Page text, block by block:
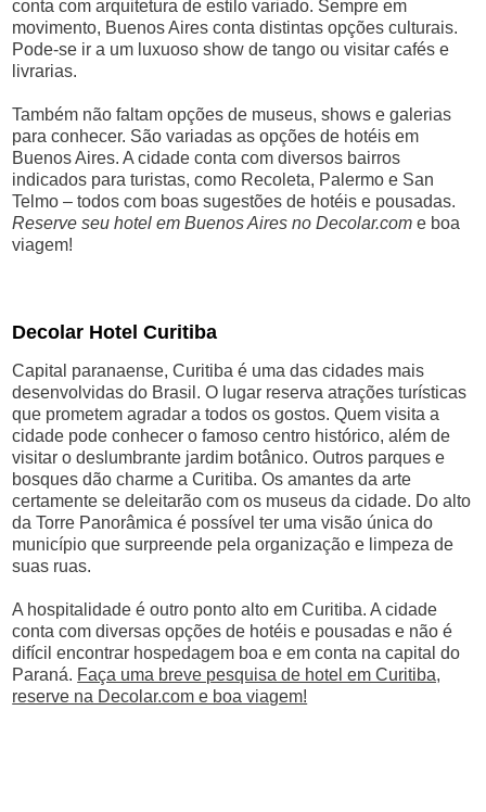
conta com arquitetura de estilo variado. Sempre em
movimento, Buenos Aires conta distintas opções culturais.
Pode-se ir a um luxuoso show de tango ou visitar cafés e
livrarias.
Também não faltam opções de museus, shows e galerias
para conhecer. São variadas as opções de hotéis em
Buenos Aires. A cidade conta com diversos bairros
indicados para turistas, como Recoleta, Palermo e San
Telmo – todos com boas sugestões de hotéis e pousadas.
Reserve seu hotel em Buenos Aires no Decolar.come boa
viagem!
Decolar Hotel Curitiba
Capital paranaense, Curitiba é uma das cidades mais
desenvolvidas do Brasil. O lugar reserva atrações turísticas
que prometem agradar a todos os gostos. Quem visita a
cidade pode conhecer o famoso centro histórico, além de
visitar o deslumbrante jardim botânico. Outros parques e
bosques dão charme a Curitiba. Os amantes da arte
certamente se deleitarão com os museus da cidade. Do alto
da Torre Panorâmica é possível ter uma visão única do
município que surpreende pela organização e limpeza de
suas ruas.
A hospitalidade é outro ponto alto em Curitiba. A cidade
conta com diversas opções de hotéis e pousadas e não é
difícil encontrar hospedagem boa e em conta na capital do
Paraná. Faça uma breve pesquisa de hotel em Curitiba,
reserve na Decolar.com e boa viagem!